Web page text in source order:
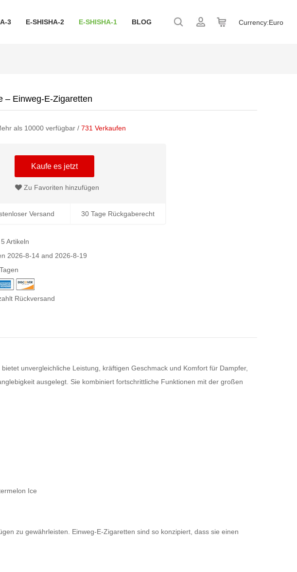
Currency:Euro
3 E-SHISHA-2 E-SHISHA-1 BLOG
– Einweg-E-Zigaretten
als 10000 verfügbar /731 Verkaufen
Kaufe es jetzt
Zu Favoriten hinzufügen
Versand 30 Tage Rückgaberecht
Artikeln
2026-8-14 and 2026-8-19
Rückversand
unvergleichliche Leistung, kräftigen Geschmack und Komfort für Dampfer,
ausgelegt. Sie kombiniert fortschrittliche Funktionen mit der großen
Ice
zu gewährleisten. Einweg-E-Zigaretten sind so konzipiert, dass sie einen